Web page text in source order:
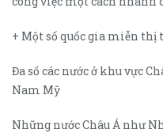
+ Một số quốc gia miễn thị
Đa số các nước ở khu vực
Nam Mỹ
Những nước Châu Á như